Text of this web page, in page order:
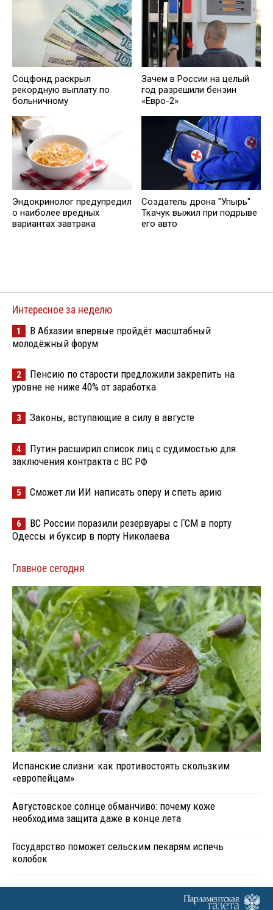
Соцфонд раскрыл
рекордную выплату по
больничному
Зачем в России на целый
год разрешили бензин
«Евро-2»
Эндокринолог предупредил
о наиболее вредных
вариантах завтрака
Создатель дрона "Упырь"
Ткачук выжил при подрыве
его авто
Интересное за неделю
1
В Абхазии впервые пройдёт масштабный
молодёжный форум
2
Пенсию по старости предложили закрепить на
уровне не ниже 40% от заработка
3 Законы, вступающие в силу в августе
4
Путин расширил список лиц с судимостью для
заключения контракта с ВС РФ
5 Сможет ли ИИ написать оперу и спеть арию
6
ВС России поразили резервуары с ГСМ в порту
Одессы и буксир в порту Николаева
Главное сегодня
Испанские слизни: как противостоять скользким
«европейцам»
Августовское солнце обманчиво: почему коже
необходима защита даже в конце лета
Государство поможет сельским пекарям испечь
колобок